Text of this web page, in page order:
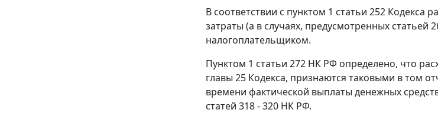
В соответствии с пунктом 1 статьи 252 Кодекса
затраты (а в случаях, предусмотренных статьей
налогоплательщиком.
Пунктом 1 статьи 272 НК РФ определено, что
главы 25 Кодекса, признаются таковыми в том
времени фактической выплаты денежных
статей 318 - 320 НК РФ.